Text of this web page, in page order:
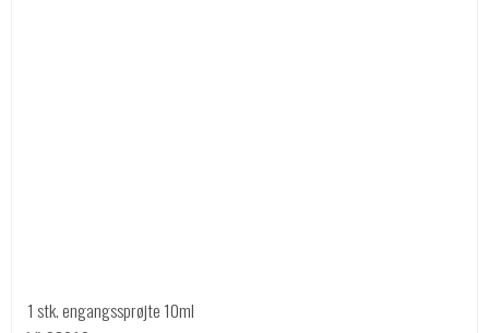
1 stk. engangssprøjte 10ml